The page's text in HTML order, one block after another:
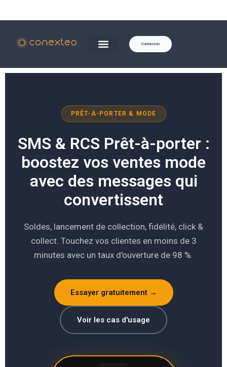
Connexion
PRÊT-À-PORTER & MODE
SMS & RCS Prêt-à-porter :
boostez vos ventes mode
avec des messages qui
convertissent
Soldes, lancement de collection, fidélité, click &
collect. Touchez vos clientes en moins de 3
minutes avec un taux d'ouverture de 98 %.
Essayer gratuitement →
Voir les cas d'usage